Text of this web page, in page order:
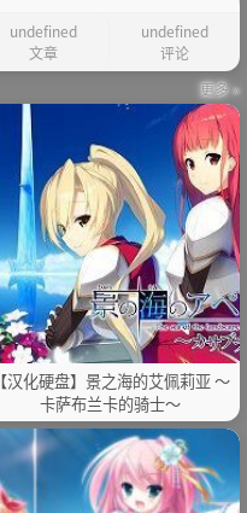
undefined
文章
undefined
评论
更多 »
【汉化硬盘】景之海的艾佩莉亚 ～
卡萨布兰卡的骑士～